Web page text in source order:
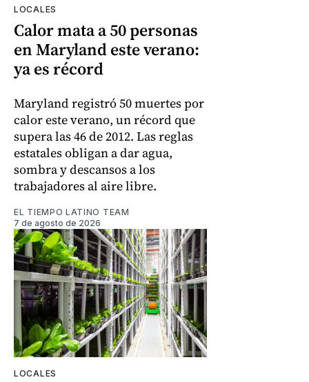
LOCALES
Calor mata a 50 personas
en Maryland este verano:
ya es récord
Maryland registró 50 muertes por
calor este verano, un récord que
supera las 46 de 2012. Las reglas
estatales obligan a dar agua,
sombra y descansos a los
trabajadores al aire libre.
EL TIEMPO LATINO TEAM
7 de agosto de 2026
LOCALES